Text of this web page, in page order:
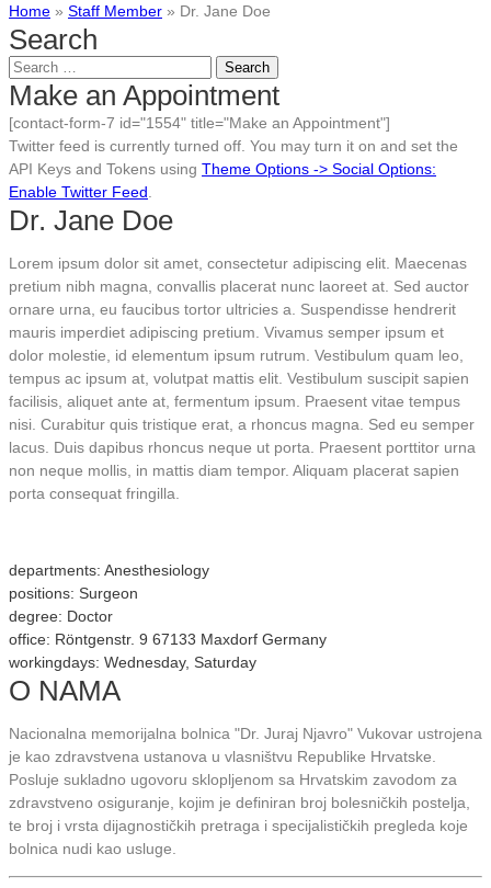
Home » Staff Member » Dr. Jane Doe
Search
Search
for:
Make an Appointment
[contact-form-7 id="1554" title="Make an Appointment"]
Twitter feed is currently turned off. You may turn it on and set the
API Keys and Tokens using Theme Options -> Social Options:
Enable Twitter Feed
Dr. Jane Doe
Lorem ipsum dolor sit amet, consectetur adipiscing elit. Maecenas
pretium nibh magna, convallis placerat nunc laoreet at. Sed auctor
ornare urna, eu faucibus tortor ultricies a. Suspendisse hendrerit
mauris imperdiet adipiscing pretium. Vivamus semper ipsum et
dolor molestie, id elementum ipsum rutrum. Vestibulum quam leo,
tempus ac ipsum at, volutpat mattis elit. Vestibulum suscipit sapien
facilisis, aliquet ante at, fermentum ipsum. Praesent vitae tempus
nisi. Curabitur quis tristique erat, a rhoncus magna. Sed eu semper
lacus. Duis dapibus rhoncus neque ut porta. Praesent porttitor urna
non neque mollis, in mattis diam tempor. Aliquam placerat sapien
porta consequat fringilla.
departments: Anesthesiology
positions: Surgeon
degree: Doctor
office: Röntgenstr. 9 67133 Maxdorf Germany
workingdays: Wednesday, Saturday
O NAMA
Nacionalna memorijalna bolnica "Dr. Juraj Njavro" Vukovar ustrojena
je kao zdravstvena ustanova u vlasništvu Republike Hrvatske.
Posluje sukladno ugovoru sklopljenom sa Hrvatskim zavodom za
zdravstveno osiguranje, kojim je definiran broj bolesničkih postelja,
te broj i vrsta dijagnostičkih pretraga i specijalističkih pregleda koje
bolnica nudi kao usluge.